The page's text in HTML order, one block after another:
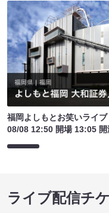
福岡よしもとお笑いライブ
08/08 12:50 開場 13:05 開
ライブ配信チ